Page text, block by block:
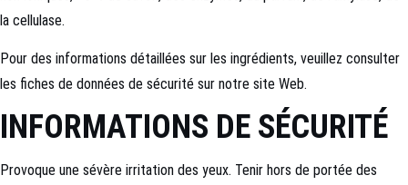
la cellulase.
Pour des informations détaillées sur les ingrédients, veuillez consulter
les fiches de données de sécurité sur notre site Web.
INFORMATIONS DE SÉCURITÉ
Provoque une sévère irritation des yeux. Tenir hors de portée des